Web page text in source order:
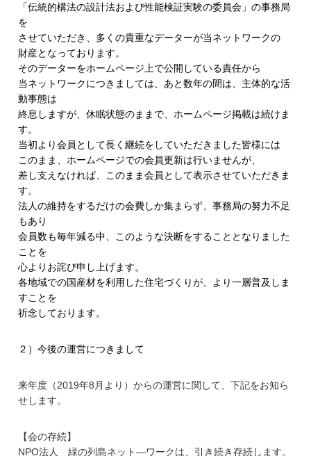
「伝統的構法の設計法および性能検証実験の委員会」の事務局
を
させていただき、多くの貴重なデーターが当ネットワークの
財産となっております。
そのデーターをホームページ上で公開している責任から
当ネットワークにつきましては、あと数年の間は、 主体的な活
動事態は
終息しますが、休眠状態のままで、 ホームページ掲載は続けま
す。
当初より会員として長く継続をしていただきました皆様には
このまま、ホームページでの会員更新は行いませんが、
差し支えなければ、
このまま会員として表示させていただきま
す。
法人の維持をするだけの会費しか集まらず、事務局の努力不足
もあり
会員数も毎年減る中、
このような決断をすることとなりました
ことを
心よりお詫び申し上げます。
各地域での国産材を利用した住宅づくりが、
より一層普及しま
すことを
祈念しております。
２）今後の運営につきまして
来年度（2019年8月より）からの運営に関して、下記をお知ら
せします。
【会の存続】
NPO法人 緑の列島ネット―ワークは、引き続き存続します。